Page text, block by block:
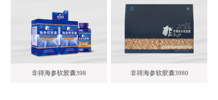
非得海参软胶囊398 非得海参软胶囊3980